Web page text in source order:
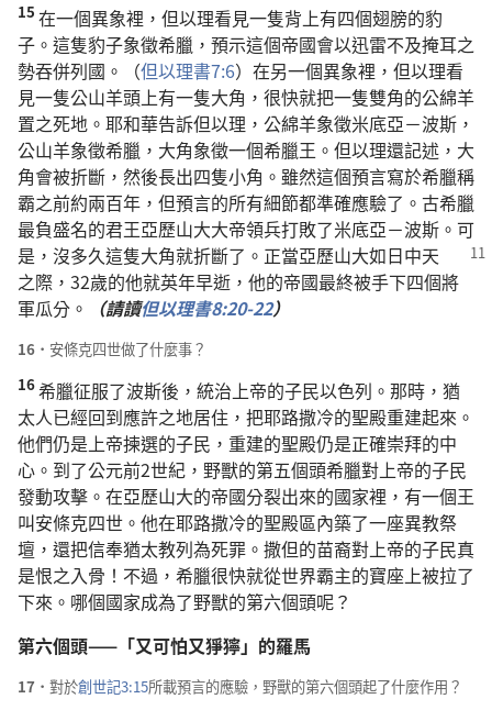
15 在一個異象裡，但以理看見一隻背上有四個翅膀的豹
子。這隻豹子象徵希臘，預示這個帝國會以迅雷不及掩耳之
勢吞併列國。（但以理書7:6）在另一個異象裡，但以理看
見一隻公山羊頭上有一隻大角，很快就把一隻雙角的公綿羊
置之死地。耶和華告訴但以理，公綿羊象徵米底亞－波斯，
公山羊象徵希臘，大角象徵一個希臘王。但以理還記述，大
角會被折斷，然後長出四隻小角。雖然這個預言寫於希臘稱
霸之前約兩百年，但預言的所有細節都準確應驗了。古希臘
最負盛名的君王亞歷山大大帝領兵打敗了米底亞－波斯。可
是，沒多久這隻大角就折斷了。正當亞歷山大如日中天
之際，32歲的他就英年早逝，他的帝國最終被手下四個將
軍瓜分。
（請讀但以理書8:20-22）
16． 安條克四世做了什麼事？
16希臘征服了波斯後，統治上帝的子民以色列。那時，猶
太人已經回到應許之地居住，把耶路撒冷的聖殿重建起來。
他們仍是上帝揀選的子民，重建的聖殿仍是正確崇拜的中
心。到了公元前2世紀，野獸的第五個頭希臘對上帝的子民
發動攻擊。在亞歷山大的帝國分裂出來的國家裡，有一個王
叫安條克四世。他在耶路撒冷的聖殿區內築了一座異教祭
壇，還把信奉猶太教列為死罪。撒但的苗裔對上帝的子民真
是恨之入骨！不過，希臘很快就從世界霸主的寶座上被拉了
下來。哪個國家成為了野獸的第六個頭呢？
第六個頭——「又可怕又猙獰」的羅馬
17． 對於創世記3:15所載預言的應驗，野獸的第六個頭起了什麼作用？